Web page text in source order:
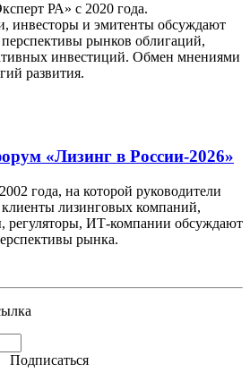
РА» с 2020 года.
инвесторы и эмитенты обсуждают
рынков облигаций,
инвестиций. Обмен мнениями
развития.
«Лизинг в России-2026»
года, на которой руководители
лизинговых компаний,
регуляторы, ИТ-компании обсуждают
рынка.
Подписаться